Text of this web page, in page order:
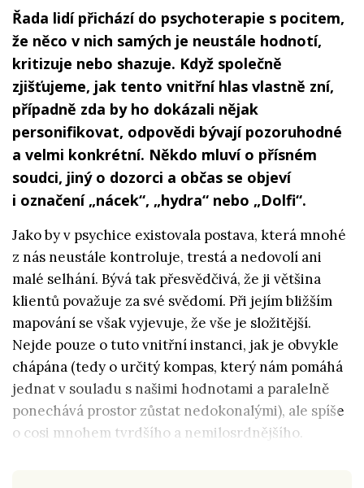
Řada lidí přichází do psychoterapie s pocitem,
že něco v nich samých je neustále hodnotí,
kritizuje nebo shazuje. Když společně
zjišťujeme, jak tento vnitřní hlas vlastně zní,
případně zda by ho dokázali nějak
personifikovat, odpovědi bývají pozoruhodné
a velmi konkrétní. Někdo mluví o přísném
soudci, jiný o dozorci a občas se objeví
i označení „nácek“, „hydra“ nebo „Dolfi“.
Jako by v psychice existovala postava, která mnohé
z nás neustále kontroluje, trestá a nedovolí ani
malé selhání. Bývá tak přesvědčivá, že ji většina
klientů považuje za své svědomí. Při jejím bližším
mapování se však vyjevuje, že vše je složitější.
Nejde pouze o tuto vnitřní instanci, jak je obvykle
chápána (tedy o určitý kompas, který nám pomáhá
jednat v souladu s našimi hodnotami a paralelně
ponechává prostor zůstat nedokonalými), ale spíše
o cosi mnohem tvrdšího a nemilosrdnějšího.